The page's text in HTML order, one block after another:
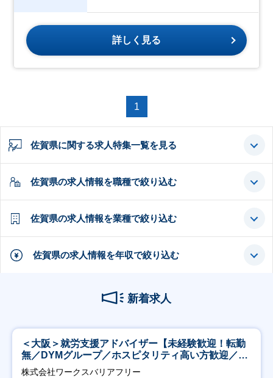
詳しく見る
1
佐賀県に関する求人特集一覧を見る
佐賀県の求人情報を職種で絞り込む
佐賀県の求人情報を業種で絞り込む
佐賀県の求人情報を年収で絞り込む
新着求人
＜大阪＞就労支援アドバイザー【未経験歓迎！転勤
無／DYMグループ／ホスピタリティ高い方歓迎／土
日祝】
株式会社ワークスバリアフリー